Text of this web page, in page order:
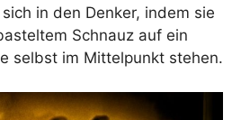
in den Denker, indem sie
Schnauz auf ein
selbst im Mittelpunkt stehen.